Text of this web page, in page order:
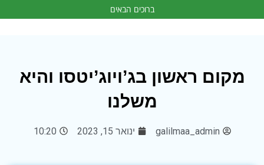
ברוכים הבאים
מקום ראשון בג’ויוג’יטסו והיא
משלנו
galilmaa_admin ינואר 15, 2023 10:20